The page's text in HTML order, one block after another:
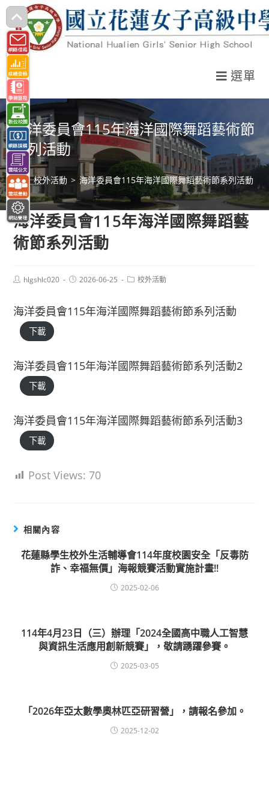
跳
轉
至
主
要
內
容
選單
海洋委員會115年海洋國際舞蹈藝術節
系列活動
> 校外活動 > 海洋委員會115年海洋國際舞蹈藝術節系列活動
海洋委員會115年海洋國際舞蹈藝
術節系列活動
Posthlgshlc020
Post2026-06-25
Post校外活動
海洋委員會115年海洋國際舞蹈藝術節系列活動
下載
海洋委員會115年海洋國際舞蹈藝術節系列活動2
下載
海洋委員會115年海洋國際舞蹈藝術節系列活動3
下載
Post Views: 70
相關內容
花蓮縣學生校外生活輔導會114年度校園安全「反毒防
詐、幸福無價」海報競賽活動實施計畫!!
2025-02-06
114年4月23日（三）辦理「2024全國高中職人工智慧
與資訊生活應用創新競賽」，敬請踴躍參賽。
2025-03-05
「2026年亞太數學奧林匹亞研習營」，請報名參加。
2025-12-02